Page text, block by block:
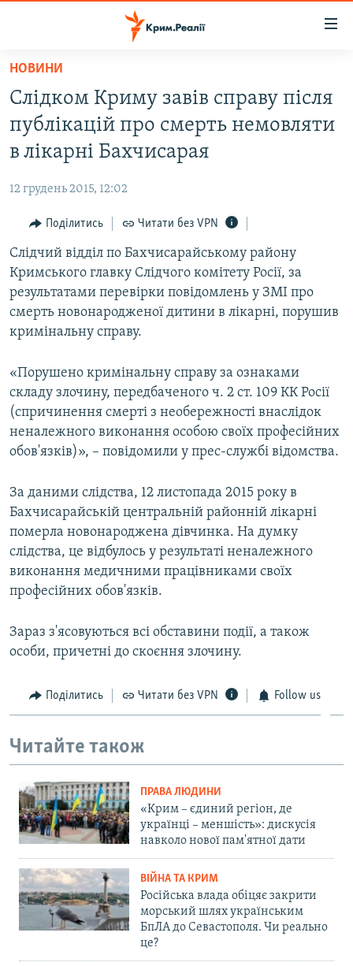
Перейти
основного
матеріалу
Перейти
до
основної
навігації
Перейти
пошуку
ВОДА.КРИМ
ВІДЕО ТА ФОТО
БЛОГИ
ПОГЛЯД
ІНТЕРВ'Ю
ВСЕ ЗА ДЕНЬ
СПЕЦПРОЕКТИ
ДЕПОРТАЦІЯ
ВІДЕОУРОКИ «ELIFBE»
СВІДЧЕННЯ ОКУПАЦІЇ
ІНФОГРАФІКА
ЯК ОБІЙТИ БЛОКУВАННЯ
Русский
Qırımtatar
ДОЛУЧАЙСЯ!
Усі сайти RFE/RL
НОВИНИ
Слідком Криму завів справу після
публікацій про смерть немовляти
в лікарні Бахчисарая
12 грудень 2015, 12:02
Поділитись Читати без VPN
Слідчий відділ по Бахчисарайському району
Кримського главку Слідчого комітету Росії, за
результатами перевірки повідомлень у ЗМІ про
смерть новонародженої дитини в лікарні, порушив
кримінальну справу.
«Порушено кримінальну справу за ознаками
складу злочину, передбаченого ч. 2 ст. 109 КК Росії
(спричинення смерті з необережності внаслідок
неналежного виконання особою своїх професійних
обов'язків)», – повідомили у прес-службі відомства.
За даними слідства, 12 листопада 2015 року в
Бахчисарайській центральній районній лікарні
померла новонароджена дівчинка. На думку
слідства, це відбулось у результаті неналежного
виконання медичними працівниками своїх
професійних обов'язків.
Зараз з'ясовуються всі обставини події, а також
особи, причетні до скоєння злочину.
Поділитись Читати без VPN Follow us
Читайте також
ПРАВА ЛЮДИНИ
«Крим – єдиний регіон, де
українці – меншість»: дискусія
навколо нової пам'ятної дати
ВІЙНА ТА КРИМ
Російська влада обіцяє закрити
морський шлях українським
БпЛА до Севастополя. Чи реально
це?